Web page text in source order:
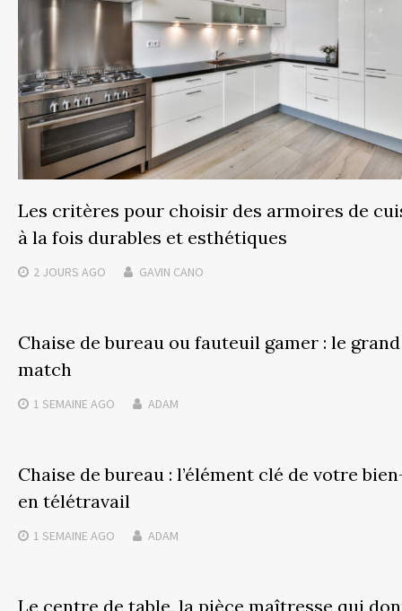
Les critères pour choisir des armoires de
à la fois durables et esthétiques
2 JOURS AGO GAVIN CANO
Chaise de bureau ou fauteuil gamer : le grand
match
1 SEMAINE AGO ADAM
Chaise de bureau : l’élément clé de votre
en télétravail
1 SEMAINE AGO ADAM
Le centre de table, la pièce maîtresse qui